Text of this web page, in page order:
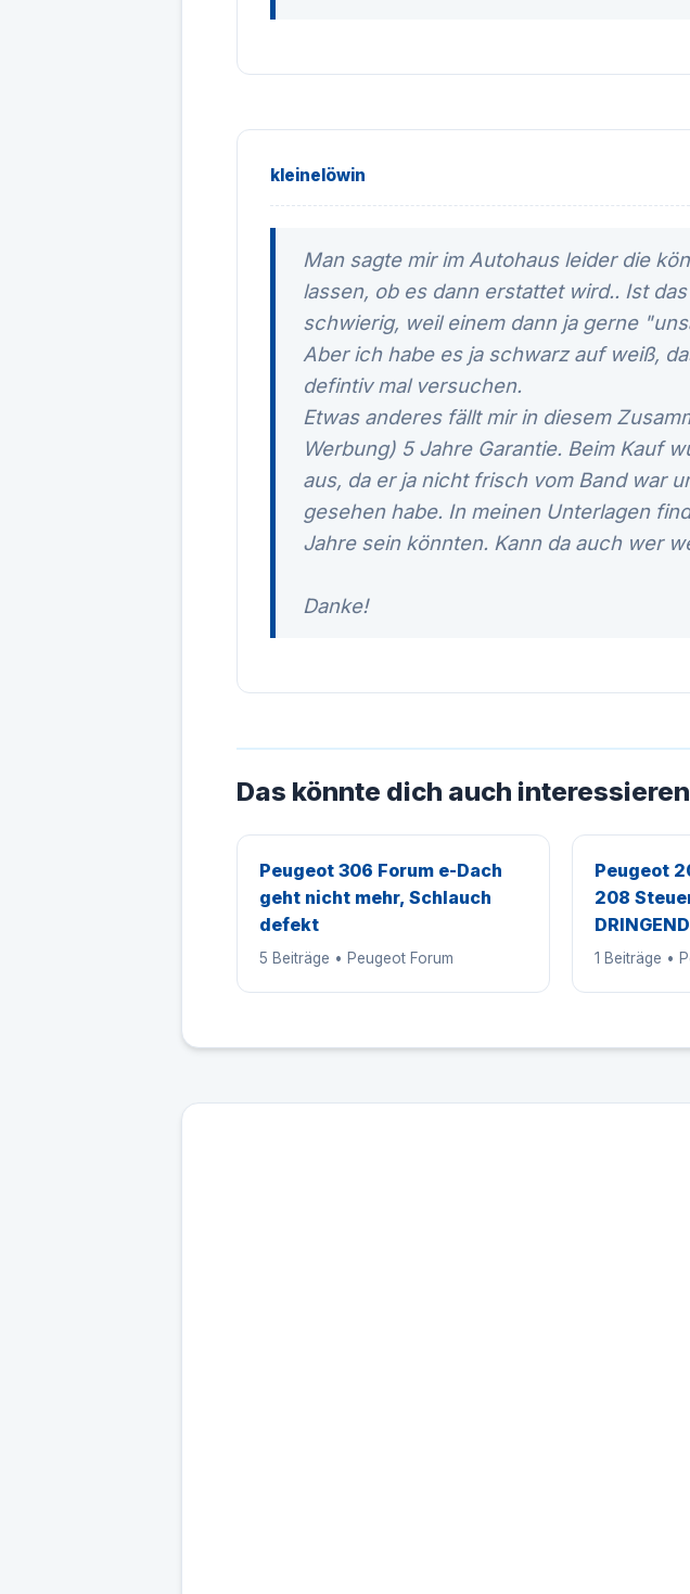
kleinelöwin
Man sagte mir im Autohaus leider die
lassen, ob es dann erstattet wird.. Ist
schwierig, weil einem dann ja gerne
Aber ich habe es ja schwarz auf weiß,
defintiv mal versuchen.
Etwas anderes fällt mir in diesem
Werbung) 5 Jahre Garantie. Beim Kauf
aus, da er ja nicht frisch vom Band war
gesehen habe. In meinen Unterlagen
Jahre sein könnten. Kann da auch wer
Danke!
Das könnte dich auch
Peugeot 306 Forum e-Dach
geht nicht mehr, Schlauch
defekt
5 Beiträge • Peugeot Forum
Peugeot
208
1 Beiträge •